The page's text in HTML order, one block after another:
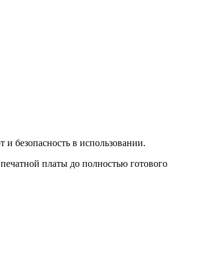
безопасность в использовании.
платы до полностью готового